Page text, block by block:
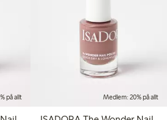
på allt Medlem: 20% på allt